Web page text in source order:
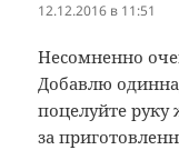
12.12.2016 в 11:51
Несомненно
Добавлю
поцелуйте руку
за